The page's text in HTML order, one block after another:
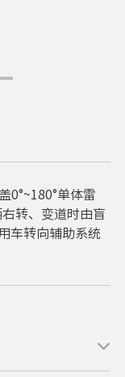
0°~180°单体雷
转、变道时由盲
车转向辅助系统